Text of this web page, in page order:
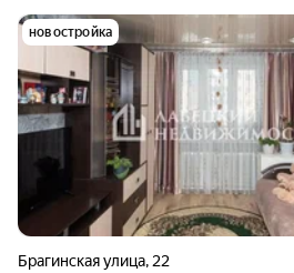
новостройка
Брагинская улица, 22